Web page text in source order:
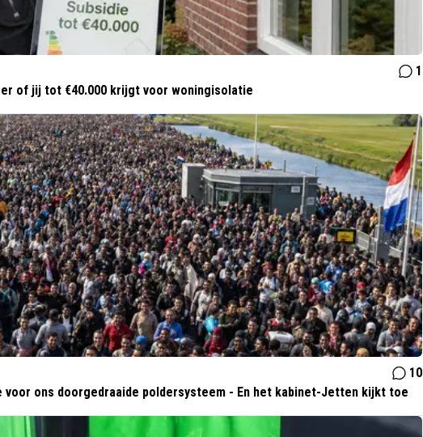
1
of jij tot €40.000 krijgt voor woningisolatie
10
voor ons doorgedraaide poldersysteem - En het kabinet-Jetten kijkt toe